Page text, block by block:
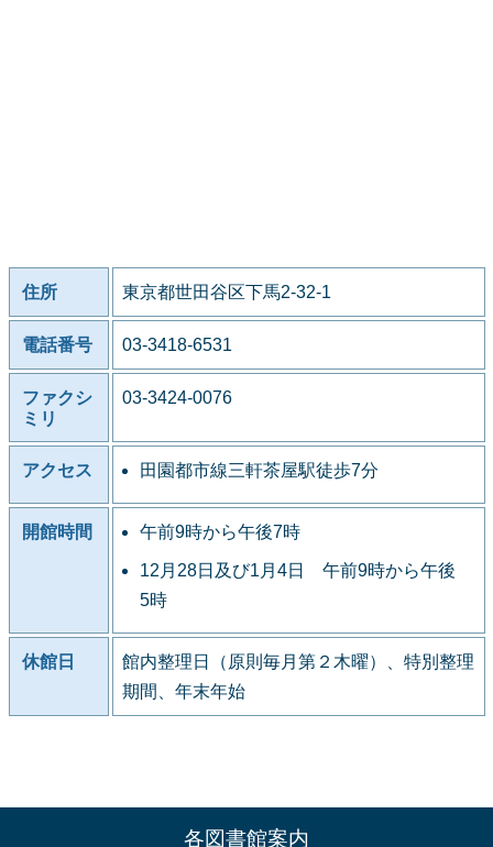
住所 東京都世田谷区下馬2-32-1
電話番号 03-3418-6531
ファクシ
ミリ
03-3424-0076
アクセス 田園都市線三軒茶屋駅徒歩7分
開館時間 午前9時から午後7時
12月28日及び1月4日 午前9時から午後
5時
休館日
館内整理日（原則毎月第２木曜）、特別整理
期間、年末年始
各図書館案内